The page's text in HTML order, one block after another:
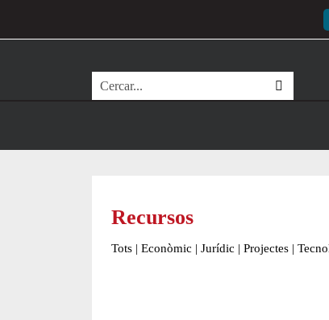
Cerca
Recursos
Tots | Econòmic | Jurídic | Projectes |